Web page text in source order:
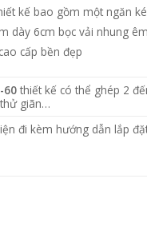
kế bao gồm một ngăn
dày 6cm bọc vải nhung
cấp bền đẹp
60thiết kế có thể ghép 2
giãn…
đi kèm hướng dẫn lắp